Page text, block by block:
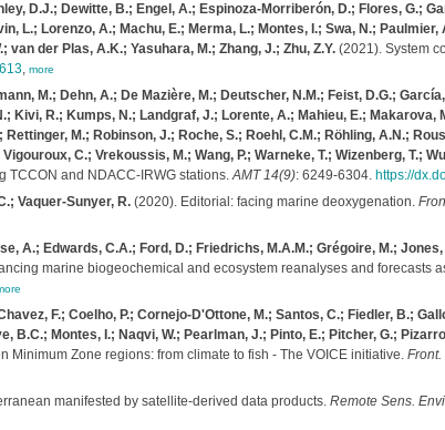
D.J.; Dewitte, B.; Engel, A.; Espinoza-Morriberón, D.; Flores, G.;
L.; Lorenzo, A.; Machu, E.; Merma, L.; Montes, I.; Swa, N.; Paulmier,
van der Plas, A.K.; Yasuhara, M.; Zhang, J.; Zhu, Z.Y.(2021). System
, more
M.; Dehn, A.; De Mazière, M.; Deutscher, N.M.; Feist, D.G.;
Kivi, R.; Kumps, N.; Landgraf, J.; Lorente, A.; Mahieu, E.; Makarova,
M.; Robinson, J.; Roche, S.; Roehl, C.M.; Röhling, A.N.;
C.; Vrekoussis, M.; Wang, P.; Warneke, T.; Wizenberg, T.;
TCCON and NDACC-IRWG stations.AMT 14(9): 6249-6304. https://
Vaquer-Sunyer, R.(2020). Editorial: facing marine deoxygenation.
A.; Edwards, C.A.; Ford, D.; Friedrichs, M.A.M.; Grégoire, M.;
marine biogeochemical and ecosystem reanalyses and forecasts
F.; Coelho, P.; Cornejo-D'Ottone, M.; Santos, C.; Fiedler, B.;
Montes, I.; Naqvi, W.; Pearlman, J.; Pinto, E.; Pitcher, G.;
Zone regions: from climate to fish - The VOICE initiative. Front.
manifested by satellite-derived data products. Remote Sens.